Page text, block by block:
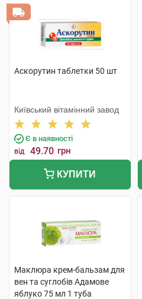
Аскорутин таблетки 50 шт
Київський вітамінний завод
Є в наявності
від 49.70 грн
КУПИТИ
Маклюра крем-бальзам для
вен та суглобів Адамове
яблуко 75 мл 1 туба